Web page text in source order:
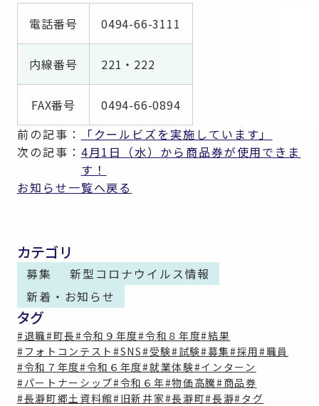
電話番号 0494-66-3111
内線番号 221・222
FAX番号
0494-66-0894
前の記事：
「クールビズを実施しています」
次の記事： 4月1日（水）から商品券が使用できま
す！
お知らせ一覧へ戻る
カテゴリ
募集
新型コロナウイルス情報
新着・お知らせ
タグ
#退職#町長#令和９年度#令和８年度#結果
#フォトコンテスト#SNS#受験#試験#募集#採用#職員
#令和７年度#令和６年度#就業体験#インターン
#パートナーシップ#令和６年#物価高騰#商品券
#長瀞町郷土資料館#旧新井家#長瀞町#長瀞#タグ